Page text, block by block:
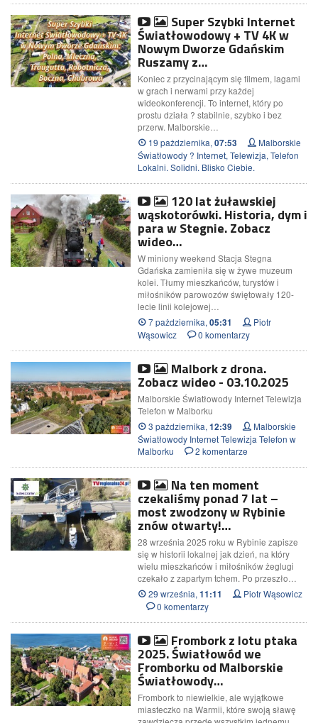
Super Szybki Internet
Światłowodowy + TV 4K w
Nowym Dworze Gdańskim
Ruszamy z…
Koniec z przycinającym się filmem, lagami
w grach i nerwami przy każdej
wideokonferencji. To internet, który po
prostu działa ? stabilnie, szybko i bez
przerw. Malborskie…
19 pażdziernika, 07:53
Malborskie
Światłowody ? Internet, Telewizja, Telefon
Lokalni. Solidni. Blisko Ciebie.
120 lat żuławskiej
wąskotorówki. Historia, dym i
para w Stegnie. Zobacz
wideo…
W miniony weekend Stacja Stegna
Gdańska zamieniła się w żywe muzeum
kolei. Tłumy mieszkańców, turystów i
miłośników parowozów świętowały 120-
lecie linii kolejowej…
7 pażdziernika, 05:31
Piotr
Wąsowicz
0 komentarzy
Malbork z drona.
Zobacz wideo - 03.10.2025
Malborskie Światłowody Internet Telewizja
Telefon w Malborku
3 pażdziernika, 12:39
Malborskie
Światłowody Internet Telewizja Telefon w
Malborku
2 komentarze
Na ten moment
czekaliśmy ponad 7 lat –
most zwodzony w Rybinie
znów otwarty!…
28 września 2025 roku w Rybinie zapisze
się w historii lokalnej jak dzień, na który
wielu mieszkańców i miłośników żeglugi
czekało z zapartym tchem. Po przeszło…
29 września, 11:11
Piotr Wąsowicz
0 komentarzy
Frombork z lotu ptaka
2025. Światłowód we
Fromborku od Malborskie
Światłowody…
Frombork to niewielkie, ale wyjątkowe
miasteczko na Warmii, które swoją sławę